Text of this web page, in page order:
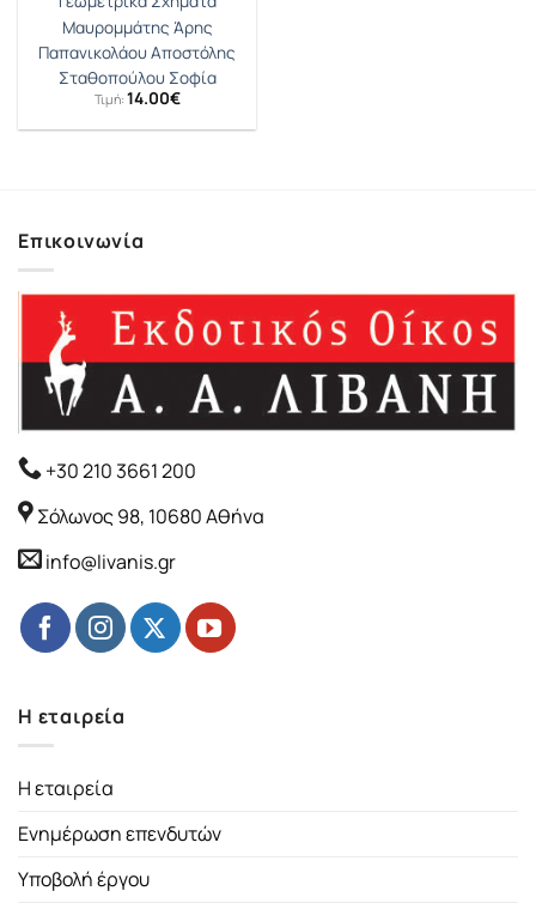
Μαυρομμάτης Άρης
Παπανικολάου Αποστόλης
Σταθοπούλου Σοφία
Τιμή: 14.00€
Επικοινωνία
+30 210 3661 200
Σόλωνος 98, 10680 Αθήνα
info@livanis.gr
Η εταιρεία
Η εταιρεία
Ενημέρωση επενδυτών
Υποβολή έργου